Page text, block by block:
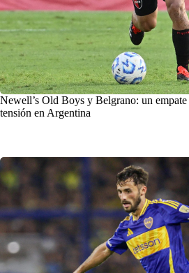
Newell’s Old Boys y Belgrano: un
tensión en Argentina